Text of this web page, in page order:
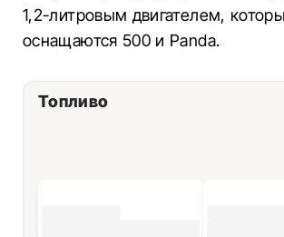
1,2-литровым двигателем,
оснащаются 500 и Panda.
Топливо